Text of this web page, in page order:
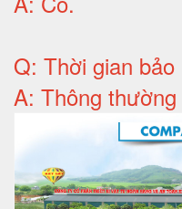
Q: Thời gian bảo
A: Thông